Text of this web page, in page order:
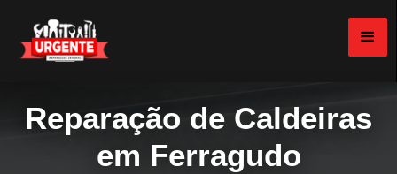
Reparação de Caldeiras
em Ferragudo